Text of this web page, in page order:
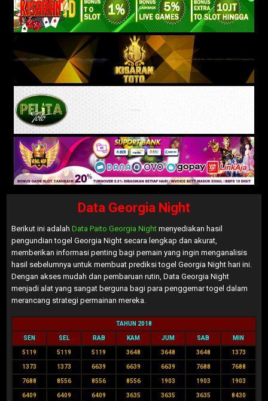
Data Georgia Night
Berikut ini adalah Data Paito Georgia Night menyediakan hasil
pengundian togel Georgia Night secara lengkap dan akurat,
memberikan informasi penting bagi pemain yang ingin menganalisis
hasil sebelumnya untuk membuat prediksi togel Georgia Night hari ini.
Dengan akses mudah dan pembaruan rutin, Data Georgia Night
menjadi alat yang sangat berguna bagi para penggemar togel dalam
merancang strategi permainan mereka.
TAHUN 2018
SEN SEL RAB KAM JUM SAB MIN
5119 5119 5119 3648 3648 3648 1373
1373 1373 6639 6639 6639 7688 7688
7688 8556 8556 8556 1903 1903 1903
6409 6409 6409 3635 3635 3635 8430